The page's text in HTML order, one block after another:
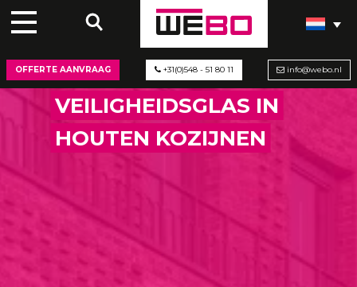
OFFERTE AANVRAAG +31(0)548 - 51 80 11 info@webo.nl
VEILIGHEIDSGLAS IN
HOUTEN KOZIJNEN